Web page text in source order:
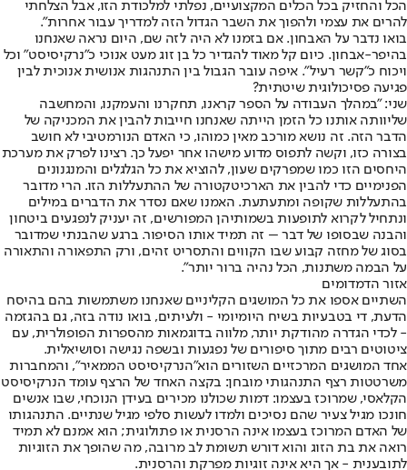
הכל והחזיק בכל הכלים המקצועיים, נפלתי למלכודת הזו, אבל הצלחתי
להרים את עצמי ולהפוך את השבר הגדול הזה למדריך עבור אחרות".
בואו נדבר על האבחון. אם בזמנו לא היה לזה שם, היום נראה שאנחנו
בהיפר-אבחון. כיום קל מאוד להגדיר כל בן זוג מעט אנוכי כ"נרקיסיסט" וכל
ויכוח כ"קשר רעיל". איפה עובר הגבול בין התנהגות אנושית אנוכית לבין
פגיעה פסיכולוגית שיטתית?
שני: "במהלך העבודה על הספר קראנו, תחקרנו והעמקנו, והמחשבה
שליוותה אותנו כל הזמן הייתה שאנחנו חייבות להבין את המכניקה של
הדבר הזה. זה נושא מורכב מאין כמוהו, כי האדם הנורמטיבי לא חושב
בצורה כזו, וקשה לתפוס מדוע מישהו אחר יפעל כך. רצינו לפרק את מערכת
היחסים הזו כמו שמפרקים שעון, להוציא את כל הגלגלים והמנגנונים
הפנימיים כדי להבין את הארכיטקטורה של ההתעללות הזו. הרי מדובר
בהתעללות שקופה ומתעתעת. האמנו שאם נסדר את הדברים במילים
ונתחיל לקרוא לתופעות בשמותיהן המפורשים, זה יעניק לנפגעים ביטחון
והבנה שבסופו של דבר – זה תמיד אותו הסיפור. ברגע שהבנתי שמדובר
בסוג של מחזה קבוע שבו הקווים והתסריט זהים, ורק התפאורה והתאורה
על הבמה משתנות, הכל נהיה ברור יותר".
אזור הדמדומים
השתיים אספו את כל המושגים הקליניים שאנחנו משתמשות בהם בהיסח
הדעת, די בטבעיות בשיח היומיומי - ולעיתים, בואו נודה בזה, גם בהגזמה
- לכדי הגדרה מהודקת יותר, מלווה בדוגמאות מהספרות הפופולרית, עם
ציטוטים רבים מתוך סיפורים של נפגעות ובשפה נגישה וסושיאלית.
אחד המושגים המרכזיים השזורים הוא"הנרקיסיסט הממאיר", והמחברות
משרטטות רצף התנהגותי מובחן: בקצה האחד של הרצף עומד הנרקיסיסט
הקלאסי, שמרוכז בעצמו: דמות שכולנו מכירים בעידן הנוכחי, שבו אנשים
חונכו מגיל צעיר שהם נסיכים ולמדו לעשות סלפי מגיל שנתיים. התנהגותו
של האדם המרוכז בעצמו אינה הרסנית או פתולוגית; הוא אמנם לא תמיד
רואה את בת הזוג והוא דורש תשומת לב מרובה, מה שהופך את הזוגיות
לתובענית - אך היא אינה זוגיות מפרקת והרסנית.